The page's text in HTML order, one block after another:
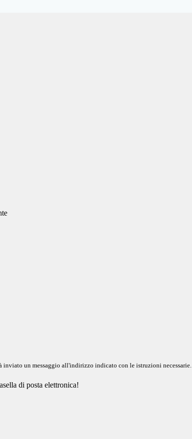
inviato un messaggio all'indirizzo indicato con le istruzioni necessarie.
di posta elettronica!